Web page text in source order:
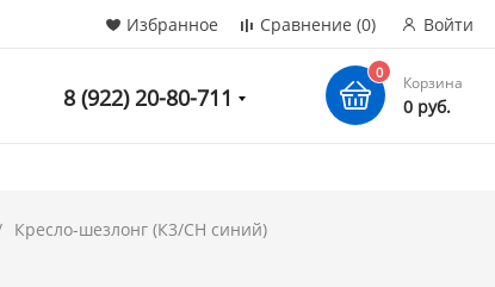
Избранное Сравнение (0) Войти
8 (922) 20-80-711
0
Корзина
0 руб.
Кресло-шезлонг (К3/СН синий)